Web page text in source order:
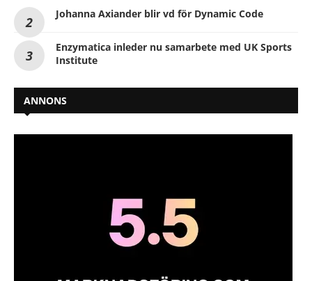
Johanna Axiander blir vd för Dynamic Code
Enzymatica inleder nu samarbete med UK Sports
Institute
ANNONS